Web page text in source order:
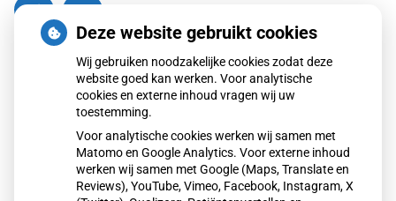
Dinsdag
Di Vr
Terug naar overzicht
Deze website gebruikt cookies
Wij gebruiken noodzakelijke cookies zodat deze
website goed kan werken. Voor analytische
cookies en externe inhoud vragen wij uw
toestemming.
Voor analytische cookies werken wij samen met
Matomo en Google Analytics. Voor externe inhoud
werken wij samen met Google (Maps, Translate en
Reviews), YouTube, Vimeo, Facebook, Instagram, X